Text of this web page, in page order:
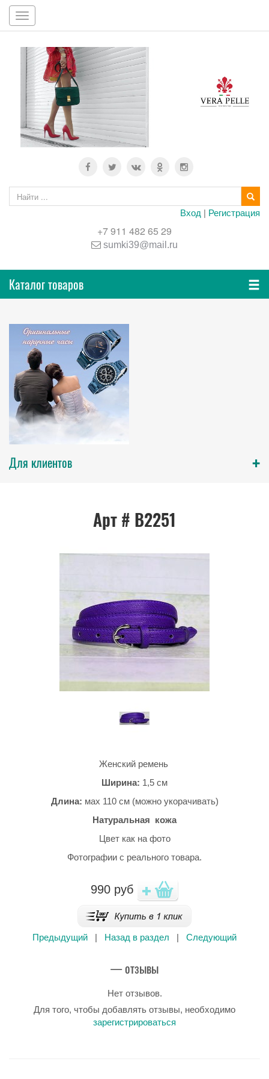
Toggle
navigation
Вход | Регистрация
+7 911 482 65 29
sumki39@mail.ru
Каталог товаров
Для клиентов +
Арт # В2251
Женский ремень
Ширина: 1,5 см
Длина: мах 110 см (можно укорачивать)
Натуральная кожа
Цвет как на фото
Фотографии с реального товара.
990 руб
Предыдущий | Назад в раздел | Следующий
— отзывы
Нет отзывов.
Для того, чтобы добавлять отзывы, необходимо
зарегистрироваться